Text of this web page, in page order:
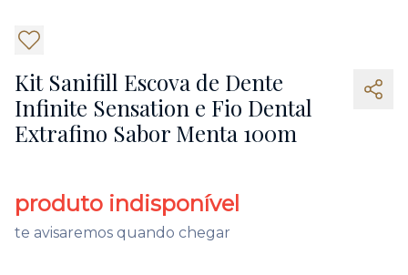
Kit Sanifill Escova de Dente
Infinite Sensation e Fio Dental
Extrafino Sabor Menta 100m
produto indisponível
te avisaremos quando chegar